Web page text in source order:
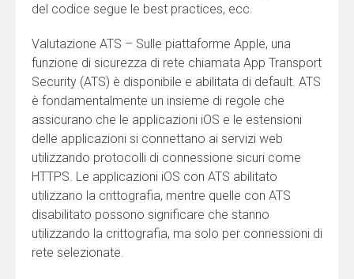
del codice segue le best practices, ecc.
Valutazione ATS – Sulle piattaforme Apple, una
funzione di sicurezza di rete chiamata App Transport
Security (ATS) è disponibile e abilitata di default. ATS
è fondamentalmente un insieme di regole che
assicurano che le applicazioni iOS e le estensioni
delle applicazioni si connettano ai servizi web
utilizzando protocolli di connessione sicuri come
HTTPS. Le applicazioni iOS con ATS abilitato
utilizzano la crittografia, mentre quelle con ATS
disabilitato possono significare che stanno
utilizzando la crittografia, ma solo per connessioni di
rete selezionate.